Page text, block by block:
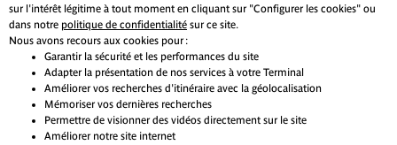
Mon trajet
sur l'intérêt légitime à tout moment en cliquant sur "Configurer les cookies" ou
dans notre politique de confidentialité sur ce site.
Nous avons recours aux cookies pour :
Garantir la sécurité et les performances du site
Adapter la présentation de nos services à votre Terminal
Améliorer vos recherches d'itinéraire avec la géolocalisation
Mémoriser vos dernières recherches
Permettre de visionner des vidéos directement sur le site
Améliorer notre site internet